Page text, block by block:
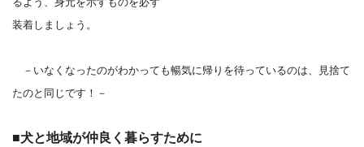
装着しましょう。
－いなくなったのがわかっても暢気に帰りを待っているのは、見捨て
たのと同じです！－
■犬と地域が仲良く暮らすために